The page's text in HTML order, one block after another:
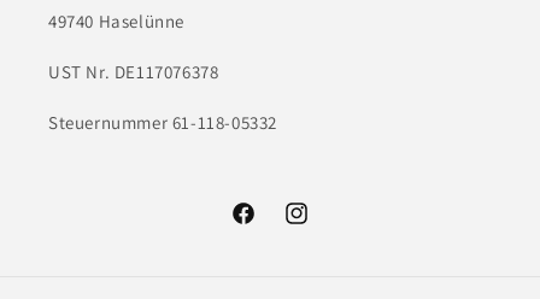
49740 Haselünne
UST Nr. DE117076378
Steuernummer 61-118-05332
FacebookInstagram